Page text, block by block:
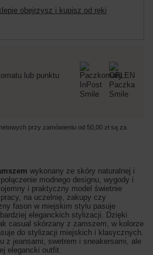
obejrzysz i kupisz od ręki
lub punktu
przy zamówieniu od 50,00 zł są za
wykonany ze skóry naturalnej i
modnego designu, wygody i
i praktyczny model świetnie
na uczelnię, zakupy czy
fason w miejskim stylu pasuje
eleganckich stylizacji. Dzięki
casual skórzany z zamszem, w kolorze
do stylizacji miejskich i klasycznych.
z jeansami, swetrem i sneakersami, ale
elegancki outfit.